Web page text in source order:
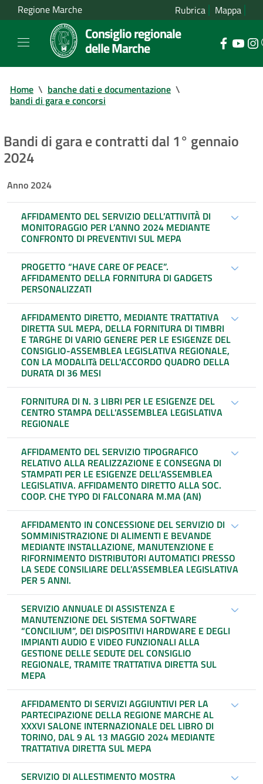
Regione Marche Rubrica Mappa
Consiglio regionale
delle Marche
Home \ banche dati e documentazione \
bandi di gara e concorsi
Bandi di gara e contratti dal 1° gennaio
2024
Anno 2024
AFFIDAMENTO DEL SERVIZIO DELL’ATTIVITÀ DI
MONITORAGGIO PER L’ANNO 2024 MEDIANTE
CONFRONTO DI PREVENTIVI SUL MEPA
PROGETTO “HAVE CARE OF PEACE”.
AFFIDAMENTO DELLA FORNITURA DI GADGETS
PERSONALIZZATI
AFFIDAMENTO DIRETTO, MEDIANTE TRATTATIVA
DIRETTA SUL MEPA, DELLA FORNITURA DI TIMBRI
E TARGHE DI VARIO GENERE PER LE ESIGENZE DEL
CONSIGLIO-ASSEMBLEA LEGISLATIVA REGIONALE,
CON LA MODALITà DELL'ACCORDO QUADRO DELLA
DURATA DI 36 MESI
FORNITURA DI N. 3 LIBRI PER LE ESIGENZE DEL
CENTRO STAMPA DELL'ASSEMBLEA LEGISLATIVA
REGIONALE
AFFIDAMENTO DEL SERVIZIO TIPOGRAFICO
RELATIVO ALLA REALIZZAZIONE E CONSEGNA DI
STAMPATI PER LE ESIGENZE DELL’ASSEMBLEA
LEGISLATIVA. AFFIDAMENTO DIRETTO ALLA SOC.
COOP. CHE TYPO DI FALCONARA M.MA (AN)
AFFIDAMENTO IN CONCESSIONE DEL SERVIZIO DI
SOMMINISTRAZIONE DI ALIMENTI E BEVANDE
MEDIANTE INSTALLAZIONE, MANUTENZIONE E
RIFORNIMENTO DISTRIBUTORI AUTOMATICI PRESSO
LA SEDE CONSILIARE DELL’ASSEMBLEA LEGISLATIVA
PER 5 ANNI.
SERVIZIO ANNUALE DI ASSISTENZA E
MANUTENZIONE DEL SISTEMA SOFTWARE
“CONCILIUM”, DEI DISPOSITIVI HARDWARE E DEGLI
IMPIANTI AUDIO E VIDEO FUNZIONALI ALLA
GESTIONE DELLE SEDUTE DEL CONSIGLIO
REGIONALE, TRAMITE TRATTATIVA DIRETTA SUL
MEPA
AFFIDAMENTO DI SERVIZI AGGIUNTIVI PER LA
PARTECIPAZIONE DELLA REGIONE MARCHE AL
XXXVI SALONE INTERNAZIONALE DEL LIBRO DI
TORINO, DAL 9 AL 13 MAGGIO 2024 MEDIANTE
TRATTATIVA DIRETTA SUL MEPA
SERVIZIO DI ALLESTIMENTO MOSTRA